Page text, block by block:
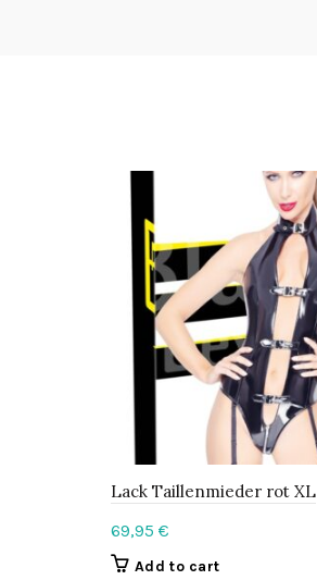
Lack Taillenmieder rot XL
69,95 €
Add to cart